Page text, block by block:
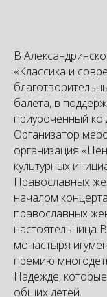
В
«Классика и
балета, в
приуроченный
Организатор
организация
культурных
Православных
началом
православных
настоятельница
монастыря
премию
Надежде,
общих детей.